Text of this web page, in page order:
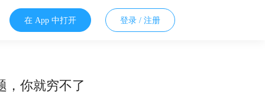
在 App 中打开 登录 / 注册
，你就穷不了